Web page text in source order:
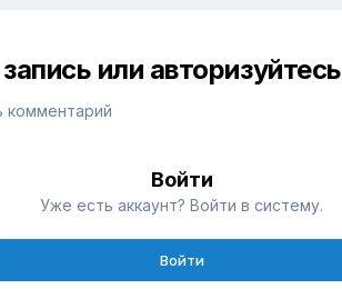
или авторизуйтесь
комментарий
Войти
Уже есть аккаунт? Войти в систему.
Войти